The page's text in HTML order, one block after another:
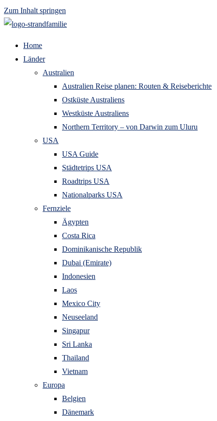
Zum Inhalt springen
Home
Länder
Australien
Australien Reise planen: Routen & Reiseberichte
Ostküste Australiens
Westküste Australiens
Northern Territory – von Darwin zum Uluru
USA
USA Guide
Städtetrips USA
Roadtrips USA
Nationalparks USA
Fernziele
Ägypten
Costa Rica
Dominikanische Republik
Dubai (Emirate)
Indonesien
Laos
Mexico City
Neuseeland
Singapur
Sri Lanka
Thailand
Vietnam
Europa
Belgien
Dänemark